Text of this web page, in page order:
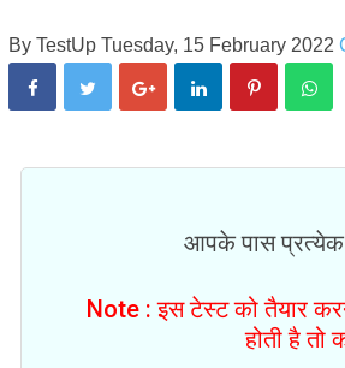
By TestUp Tuesday, 15 February 2022
आपके पास प्रत्येक
Note : इस टेस्ट को तैयार
होती है